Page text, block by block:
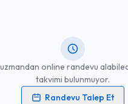
online randevu
takvimi bulunmuyor.
Randevu Talep Et